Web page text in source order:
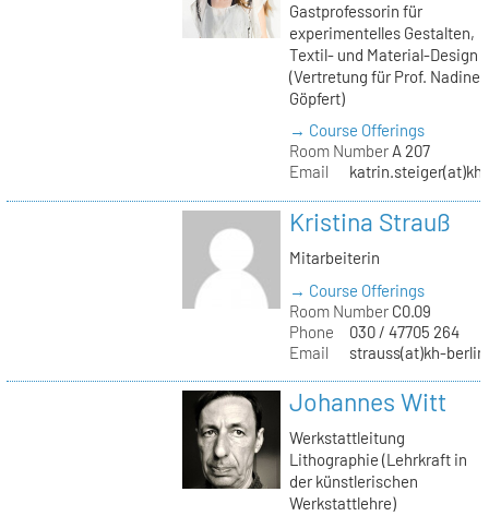
Gastprofessorin für
experimentelles Gestalten,
Textil- und Material-Design
(Vertretung für Prof. Nadine
Göpfert)
→ Course Offerings
Room NumberA 207
Email
Kristina Strauß
Mitarbeiterin
→ Course Offerings
Room NumberC0.09
Phone
030 / 47705 264
Email
strauss(at)kh-
Johannes Witt
Werkstattleitung
Lithographie (Lehrkraft in
der künstlerischen
Werkstattlehre)